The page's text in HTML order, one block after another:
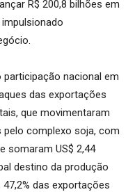
R$ 200,8 bilhões em
nacional em
das exportações
que movimentaram
pelo complexo soja, com
somaram US$ 2,44
destino da produção
das exportações